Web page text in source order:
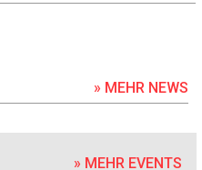
» MEHR NEWS
» MEHR EVENTS